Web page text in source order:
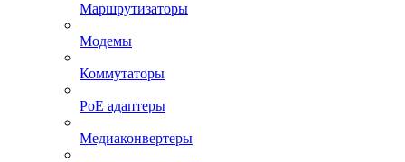
Маршрутизаторы
Модемы
Коммутаторы
PoE адаптеры
Медиаконвертеры